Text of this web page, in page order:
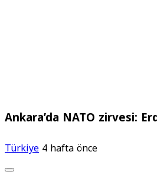
Ankara’da NATO zirvesi:
Türkiye4 hafta önce